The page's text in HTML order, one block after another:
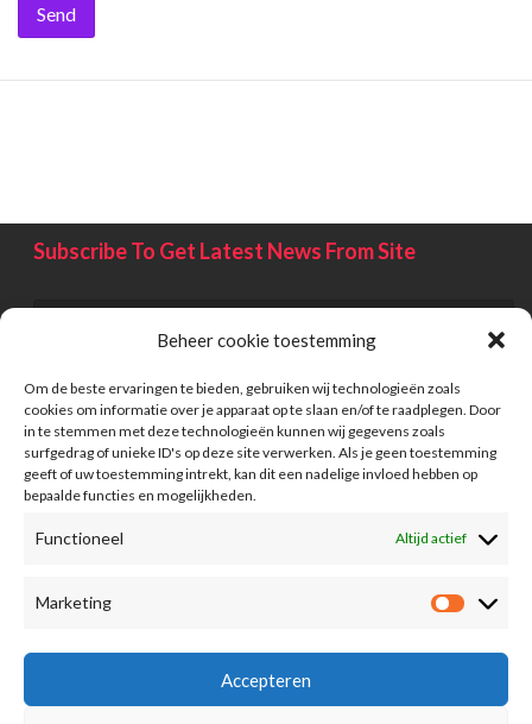
Beheer cookie toestemming
Om de beste ervaringen te bieden, gebruiken wij technologieën zoals
cookies om informatie over je apparaat op te slaan en/of te raadplegen. Door
in te stemmen met deze technologieën kunnen wij gegevens zoals
surfgedrag of unieke ID's op deze site verwerken. Als je geen toestemming
geeft of uw toestemming intrekt, kan dit een nadelige invloed hebben op
bepaalde functies en mogelijkheden.
Functioneel Altijd actief
Marketing
Accepteren
Subscribe To Get Latest News From Site
Information
Advertising